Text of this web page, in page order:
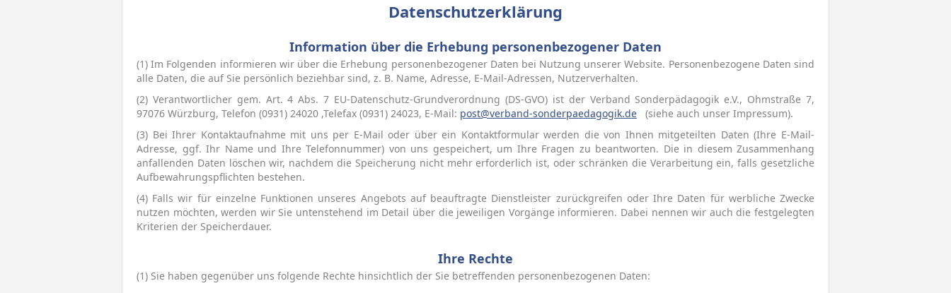
Datenschutzerklärung
Information über die Erhebung personenbezogener Daten
(1) Im Folgenden informieren wir über die Erhebung personenbezogener Daten bei Nutzung unserer Website. Personenbezogene Daten sind
alle Daten, die auf Sie persönlich beziehbar sind, z. B. Name, Adresse, E-Mail-Adressen, Nutzerverhalten.
(2) Verantwortlicher gem. Art. 4 Abs. 7 EU-Datenschutz-Grundverordnung (DS-GVO) ist der Verband Sonderpädagogik e.V., Ohmstraße 7,
97076 Würzburg, Telefon (0931) 24020 ,Telefax (0931) 24023, E-Mail: post@verband-sonderpaedagogik.de (siehe auch unser Impressum).
(3) Bei Ihrer Kontaktaufnahme mit uns per E-Mail oder über ein Kontaktformular werden die von Ihnen mitgeteilten Daten (Ihre E-Mail-
Adresse, ggf. Ihr Name und Ihre Telefonnummer) von uns gespeichert, um Ihre Fragen zu beantworten. Die in diesem Zusammenhang
anfallenden Daten löschen wir, nachdem die Speicherung nicht mehr erforderlich ist, oder schränken die Verarbeitung ein, falls gesetzliche
Aufbewahrungspflichten bestehen.
(4) Falls wir für einzelne Funktionen unseres Angebots auf beauftragte Dienstleister zurückgreifen oder Ihre Daten für werbliche Zwecke
nutzen möchten, werden wir Sie untenstehend im Detail über die jeweiligen Vorgänge informieren. Dabei nennen wir auch die festgelegten
Kriterien der Speicherdauer.
Ihre Rechte
(1) Sie haben gegenüber uns folgende Rechte hinsichtlich der Sie betreffenden personenbezogenen Daten: